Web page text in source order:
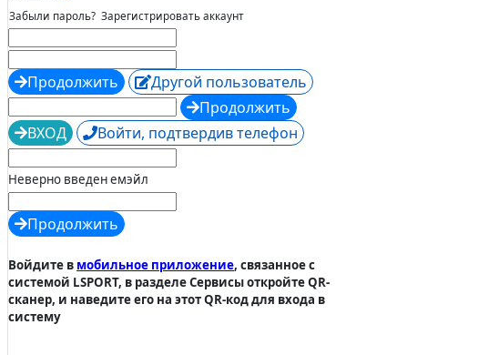
Забыли пароль? Зарегистрировать аккаунт
Продолжить
Другой пользователь
Продолжить
ВХОД
Войти, подтвердив телефон
Неверно введен емэйл
Продолжить
Войдите в мобильное приложение, связанное с
системой LSPORT, в разделе Сервисы откройте QR-
сканер, и наведите его на этот QR-код для входа в
систему